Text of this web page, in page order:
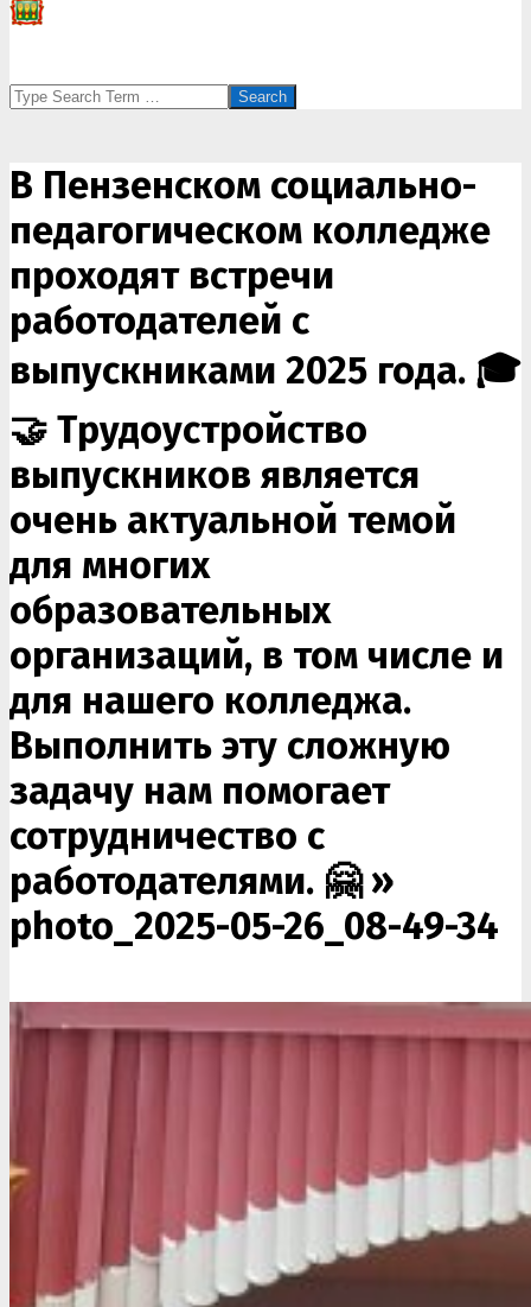
Search
В Пензенском социально-
педагогическом колледже
проходят встречи
работодателей с
выпускниками 2025 года. 🎓
🤝 Трудоустройство
выпускников является
очень актуальной темой
для многих
образовательных
организаций, в том числе и
для нашего колледжа.
Выполнить эту сложную
задачу нам помогает
сотрудничество с
работодателями. 🤗 »
photo_2025-05-26_08-49-34